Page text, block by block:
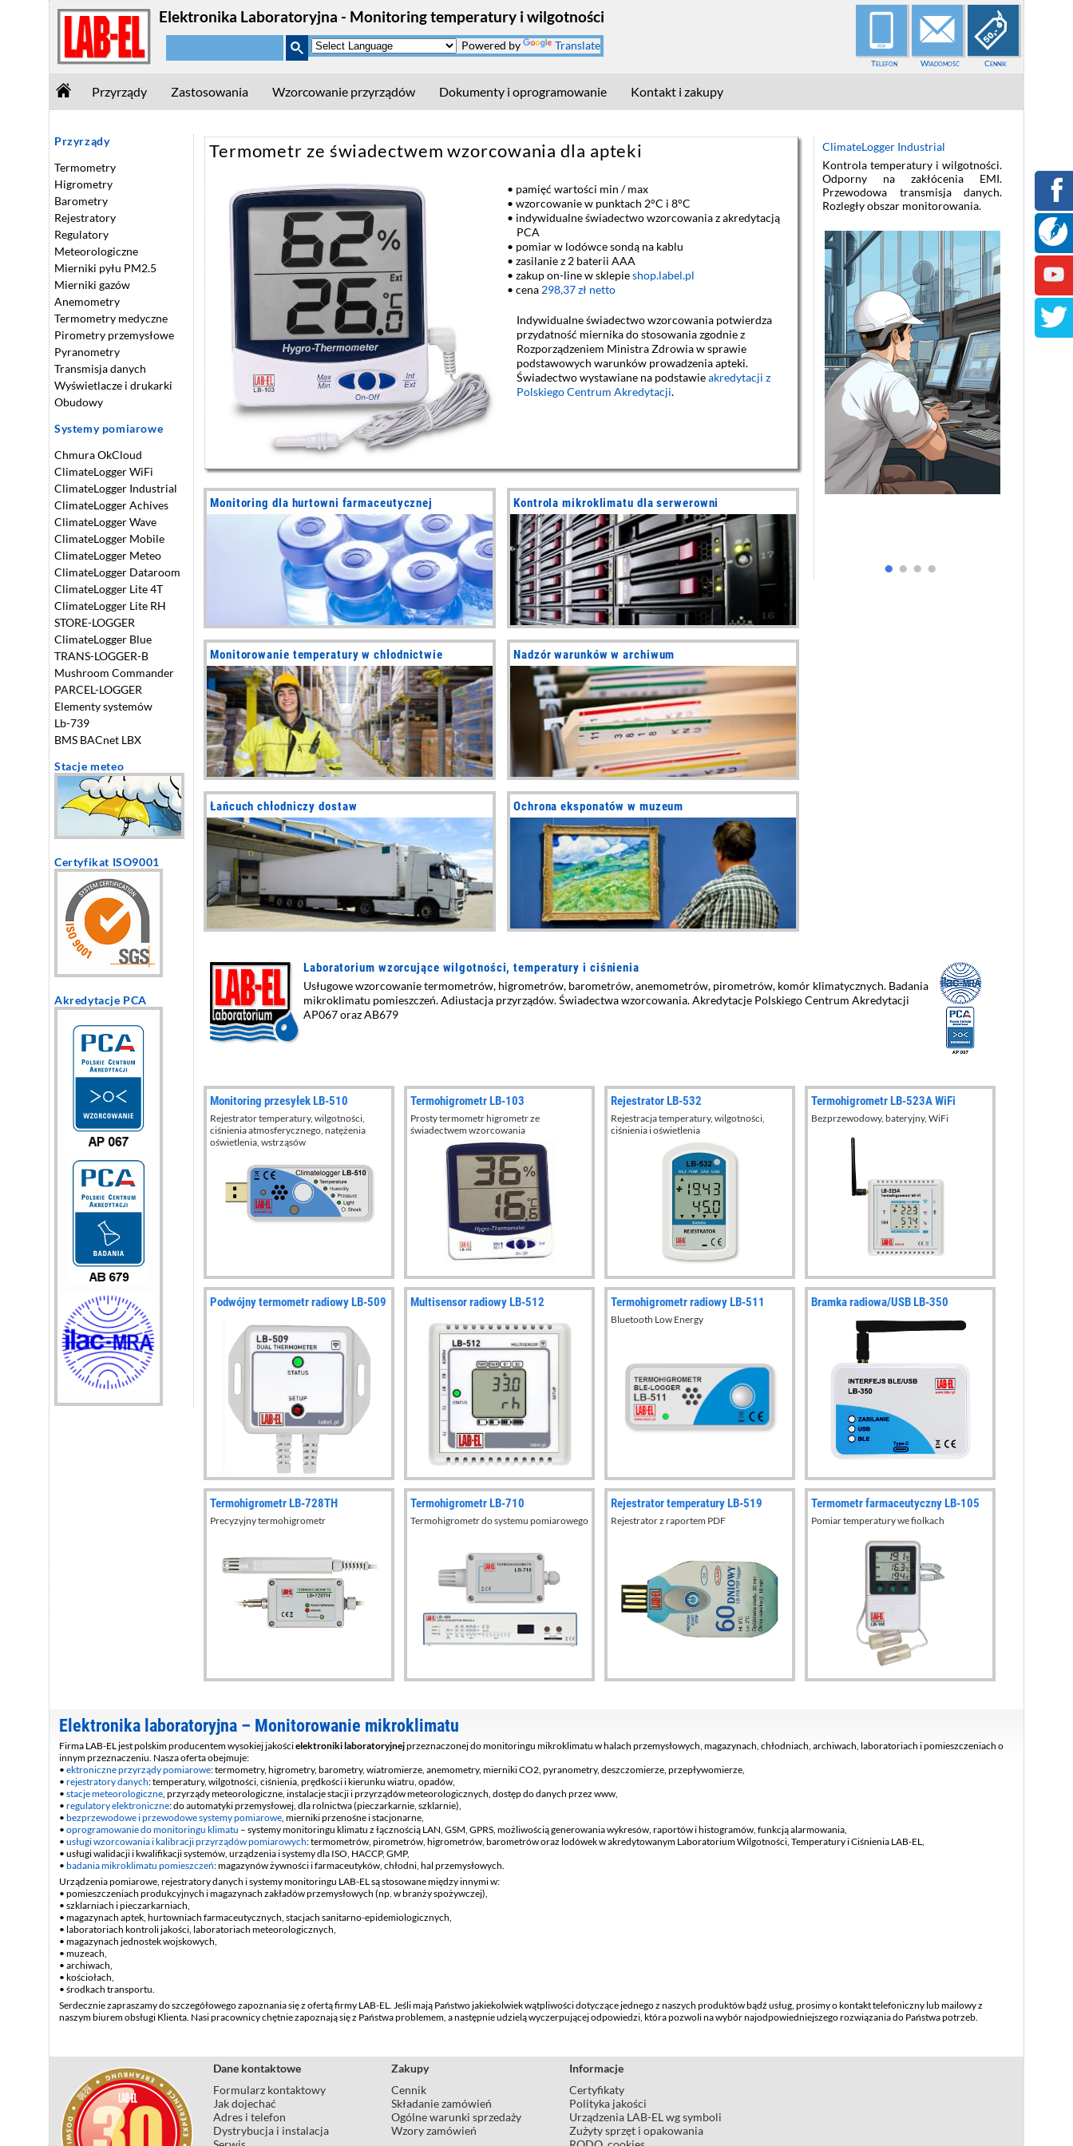
Elektronika Laboratoryjna - Monitoring temperatury i wilgotności
Powered by Translate
Telefon Wiadomość Cennik
Przyrządy Zastosowania Wzorcowanie przyrządów Dokumenty i oprogramowanie Kontakt i zakupy
Przyrządy
Termometry
Higrometry
Barometry
Rejestratory
Regulatory
Meteorologiczne
Mierniki pyłu PM2.5
Mierniki gazów
Anemometry
Termometry medyczne
Pirometry przemysłowe
Pyranometry
Transmisja danych
Wyświetlacze i drukarki
Obudowy
Systemy pomiarowe
Chmura OkCloud
ClimateLogger WiFi
ClimateLogger Industrial
ClimateLogger Achives
ClimateLogger Wave
ClimateLogger Mobile
ClimateLogger Meteo
ClimateLogger Dataroom
ClimateLogger Lite 4T
ClimateLogger Lite RH
STORE-LOGGER
ClimateLogger Blue
TRANS-LOGGER-B
Mushroom Commander
PARCEL-LOGGER
Elementy systemów
Lb-739
BMS BACnet LBX
Stacje meteo
Certyfikat ISO9001
Akredytacje PCA
Termometr ze świadectwem wzorcowania dla apteki
pamięć wartości min / max
wzorcowanie w punktach 2°C i 8°C
indywidualne świadectwo wzorcowania z akredytacją
PCA
pomiar w lodówce sondą na kablu
zasilanie z 2 baterii AAA
zakup on-line w sklepieshop.label.pl
cena 298,37 zł netto
Indywidualne świadectwo wzorcowania potwierdza
przydatność miernika do stosowania zgodnie z
Rozporządzeniem Ministra Zdrowia w sprawie
podstawowych warunków prowadzenia apteki.
Świadectwo wystawiane na podstawieakredytacji z
Polskiego Centrum Akredytacji.
Monitoring dla hurtowni farmaceutycznej Kontrola mikroklimatu dla serwerowni
Monitorowanie temperatury w chłodnictwie Nadzór warunków w archiwum
Łańcuch chłodniczy dostaw Ochrona eksponatów w muzeum
ClimateLogger Dataroom
Kontrola temperatury i wilgotności.
Wykrywanie zalania. Termometr
ethernetowy SNMP, e-mail, www.
• • • •
Laboratorium wzorcujące wilgotności, temperatury i ciśnienia
Usługowe wzorcowanie termometrów, higrometrów, barometrów, anemometrów, pirometrów, komór klimatycznych. Badania
mikroklimatu pomieszczeń. Adiustacja przyrządów. Świadectwa wzorcowania. Akredytacje Polskiego Centrum Akredytacji
AP067 oraz AB679
Monitoring przesyłek LB-510
Rejestrator temperatury, wilgotności,
ciśnienia atmosferycznego, natężenia
oświetlenia, wstrząsów
Termohigrometr LB-103
Prosty termometr higrometr ze
świadectwem wzorcowania
Rejestrator LB-532
Rejestracja temperatury, wilgotności,
ciśnienia i oświetlenia
Termohigrometr LB-523A WiFi
Bezprzewodowy, bateryjny, WiFi
Podwójny termometr radiowy LB-509 Multisensor radiowy LB-512 Termohigrometr radiowy LB-511
Bluetooth Low Energy
Bramka radiowa/USB LB-350
Termohigrometr LB-728TH
Precyzyjny termohigrometr
Termohigrometr LB-710
Termohigrometr do systemu pomiarowego
Rejestrator temperatury LB-519
Rejestrator z raportem PDF
Termometr farmaceutyczny LB-105
Pomiar temperatury we fiolkach
Elektronika laboratoryjna – Monitorowanie mikroklimatu
Firma LAB-EL jest polskim producentem wysokiej jakościelektroniki laboratoryjnejprzeznaczonej do monitoringu mikroklimatu w halach przemysłowych, magazynach, chłodniach, archiwach, laboratoriach i pomieszczeniach o
innym przeznaczeniu. Nasza oferta obejmuje:
ektroniczne przyrządy pomiarowe: termometry, higrometry, barometry, wiatromierze, anemometry, mierniki CO2, pyranometry, deszczomierze, przepływomierze,
rejestratory danych: temperatury, wilgotności, ciśnienia, prędkości i kierunku wiatru, opadów,
stacje meteorologiczne, przyrządy meteorologiczne, instalacje stacji i przyrządów meteorologicznych, dostęp do danych przez www,
regulatory elektroniczne: do automatyki przemysłowej, dla rolnictwa (pieczarkarnie, szklarnie),
bezprzewodowe i przewodowe systemy pomiarowe, mierniki przenośne i stacjonarne,
oprogramowanie do monitoringu klimatu – systemy monitoringu klimatu z łącznością LAN, GSM, GPRS, możliwością generowania wykresów, raportów i histogramów, funkcją alarmowania,
usługi wzorcowania i kalibracji przyrządów pomiarowych: termometrów, pirometrów, higrometrów, barometrów oraz lodówek w akredytowanym Laboratorium Wilgotności, Temperatury i Ciśnienia LAB-EL,
usługi walidacji i kwalifikacji systemów, urządzenia i systemy dla ISO, HACCP, GMP,
badania mikroklimatu pomieszczeń: magazynów żywności i farmaceutyków, chłodni, hal przemysłowych.
Urządzenia pomiarowe, rejestratory danych i systemy monitoringu LAB-EL są stosowane między innymi w:
pomieszczeniach produkcyjnych i magazynach zakładów przemysłowych (np. w branży spożywczej),
szklarniach i pieczarkarniach,
magazynach aptek, hurtowniach farmaceutycznych, stacjach sanitarno-epidemiologicznych,
laboratoriach kontroli jakości, laboratoriach meteorologicznych,
magazynach jednostek wojskowych,
muzeach,
archiwach,
kościołach,
środkach transportu.
Serdecznie zapraszamy do szczegółowego zapoznania się z ofertą firmy LAB-EL. Jeśli mają Państwo jakiekolwiek wątpliwości dotyczące jednego z naszych produktów bądź usług, prosimy o kontakt telefoniczny lub mailowy z
naszym biurem obsługi Klienta. Nasi pracownicy chętnie zapoznają się z Państwa problemem, a następnie udzielą wyczerpującej odpowiedzi, która pozwoli na wybór najodpowiedniejszego rozwiązania do Państwa potrzeb.
Dane kontaktowe
Formularz kontaktowy
Jak dojechać
Adres i telefon
Dystrybucja i instalacja
Zakupy
Cennik
Składanie zamówień
Ogólne warunki sprzedaży
Wzory zamówień
Informacje
Certyfikaty
Polityka jakości
Urządzenia LAB-EL wg symboli
Zużyty sprzęt i opakowania